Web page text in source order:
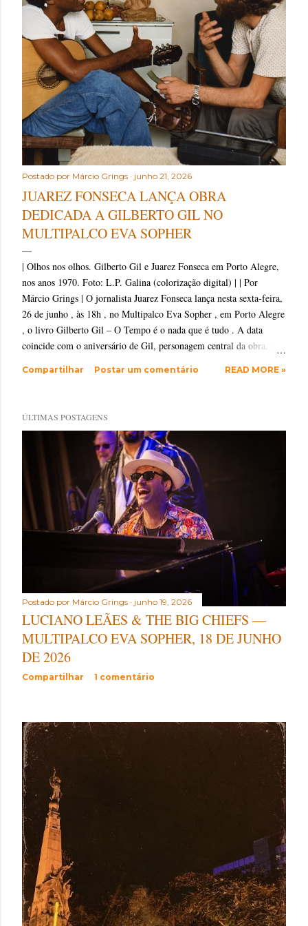
t
a
e
n
s
Postado por Márcio Grings junho 21, 2026
JUAREZ FONSECA LANÇA OBRA
DEDICADA A GILBERTO GIL NO
MULTIPALCO EVA SOPHER
| Olhos nos olhos. Gilberto Gil e Juarez Fonseca em Porto Alegre,
nos anos 1970. Foto: L.P. Galina (colorização digital) | | Por
Márcio Grings | O jornalista Juarez Fonseca lança nesta sexta-feira,
26 de junho , às 18h , no Multipalco Eva Sopher , em Porto Alegre
, o livro Gilberto Gil – O Tempo é o nada que é tudo . A data
coincide com o aniversário de Gil, personagem central da obra, que
baiano. Vendas pelo site da editora Memorabilia Resultado de um
olhar atento do jornalista gaúcho e a obra de um dos artistas mais
importantes da música brasileira. A publicação percorre o período
de 1972 a 2026, reunindo entrevistas realizadas em diferentes
momentos, além de textos sobre discos, shows e aspectos
filosóficos, culturais e políticos que ajudam a compreender a
amplitude da criação, da ...
Compartilhar Postar um comentário READ MORE »
ÚLTIMAS POSTAGENS
Postado por Márcio Grings junho 19, 2026
LUCIANO LEÃES & THE BIG CHIEFS —
MULTIPALCO EVA SOPHER, 18 DE JUNHO
DE 2026
Compartilhar 1 comentário